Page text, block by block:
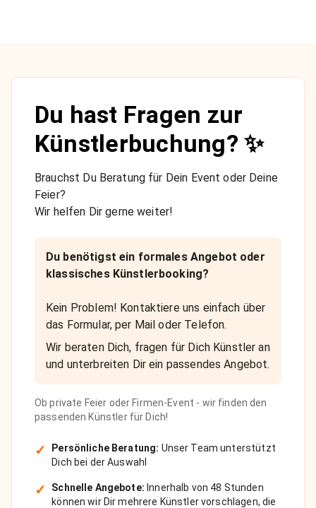
Du hast Fragen zur
Künstlerbuchung? ✨
Brauchst Du Beratung für Dein Event oder Deine
Feier?
Wir helfen Dir gerne weiter!
Du benötigst ein formales Angebot oder
klassisches Künstlerbooking?
Kein Problem! Kontaktiere uns einfach über
das Formular, per Mail oder Telefon.
Wir beraten Dich, fragen für Dich Künstler an
und unterbreiten Dir ein passendes Angebot.
Ob private Feier oder Firmen-Event - wir finden den
passenden Künstler für Dich!
✓ Persönliche Beratung: Unser Team unterstützt
Dich bei der Auswahl
✓ Schnelle Angebote: Innerhalb von 48 Stunden
können wir Dir mehrere Künstler vorschlagen, die